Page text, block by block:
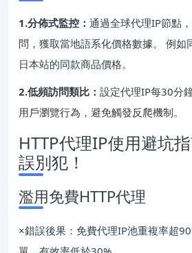
1.分佈式監控： 通過全球代理IP節點
問，獲取當地語系化價格數據。 例如
日本站的同款商品價格。
2.低頻訪問類比： 設定代理IP每30分
用戶瀏覽行為，避免觸發反爬機制。
HTTP代理IP使用避坑
誤別犯！
濫用免費HTTP代理
×錯誤後果：免費代理IP池重複率超